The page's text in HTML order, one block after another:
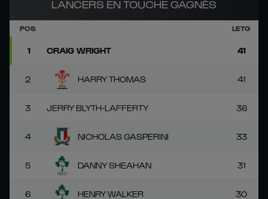
LANCERS EN TOUCHE GAGNÉS
POS LETG
1 CRAIG WRIGHT 41
2 HARRY THOMAS 41
3 JERRY BLYTH-LAFFERTY 36
4 NICHOLAS GASPERINI 33
5 DANNY SHEAHAN 31
6 HENRY WALKER 30